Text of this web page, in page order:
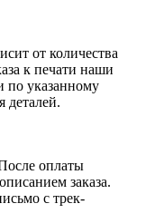
от количества
к печати наши
по указанному
деталей.
оплаты
заказа.
с трек-